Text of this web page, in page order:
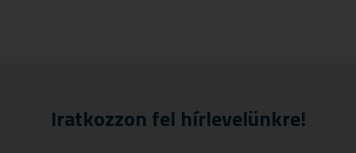
Iratkozzon fel hírlevelünkre!